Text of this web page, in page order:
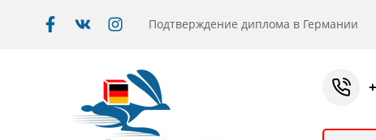
Подтверждение диплома в Германии